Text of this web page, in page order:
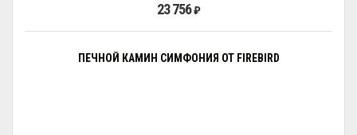
23 756₽
ПЕЧНОЙ КАМИН СИМФОНИЯ ОТ FIREBIRD